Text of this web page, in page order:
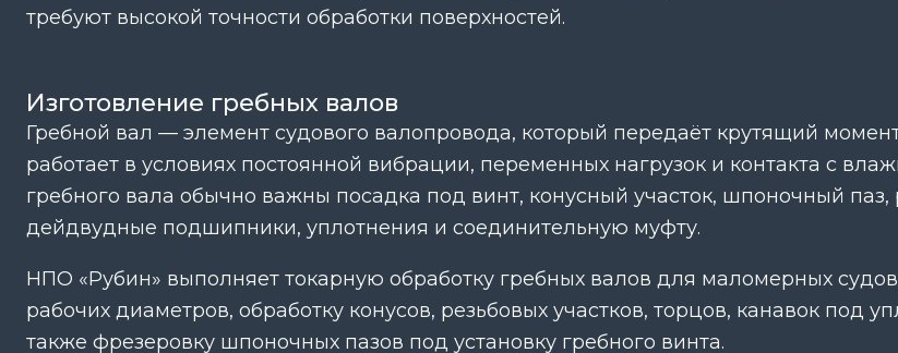
требуют высокой точности обработки поверхностей.
Изготовление гребных валов
Гребной вал — элемент судового валопровода, который передаёт крутящий
работает в условиях постоянной вибрации, переменных нагрузок и контакта с
гребного вала обычно важны посадка под винт, конусный участок, шпоночный
дейдвудные подшипники, уплотнения и соединительную муфту.
НПО «Рубин» выполняет токарную обработку гребных валов для маломерных
рабочих диаметров, обработку конусов, резьбовых участков, торцов, канавок
также фрезеровку шпоночных пазов под установку гребного винта.